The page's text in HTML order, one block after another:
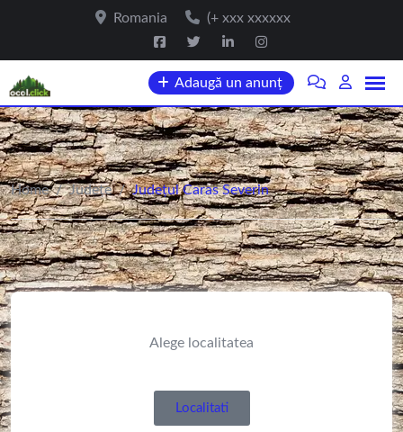
Romania (+ xxx xxxxxx
Adaugă un anunț
Home / Județe / Județul Caras Severin
Alege localitatea
Localitati